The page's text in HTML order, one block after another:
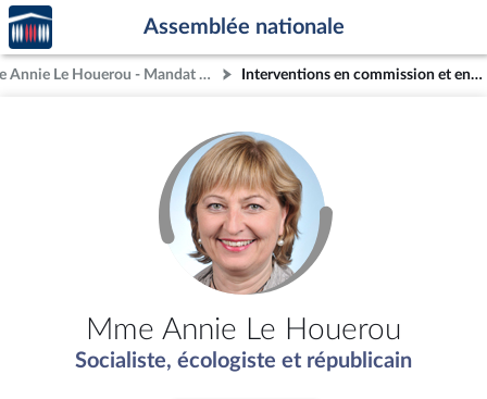
Aller au contenu
Aller en bas de la page
Accèder
à la
page
d'accueil
Assemblée nationale
Mme Annie Le Houerou - Mandat clos - Côtes-d'Armor (4e circonscription) Interventions en commission et en séance (archives)
Mme Annie Le Houerou
Socialiste, écologiste et républicain